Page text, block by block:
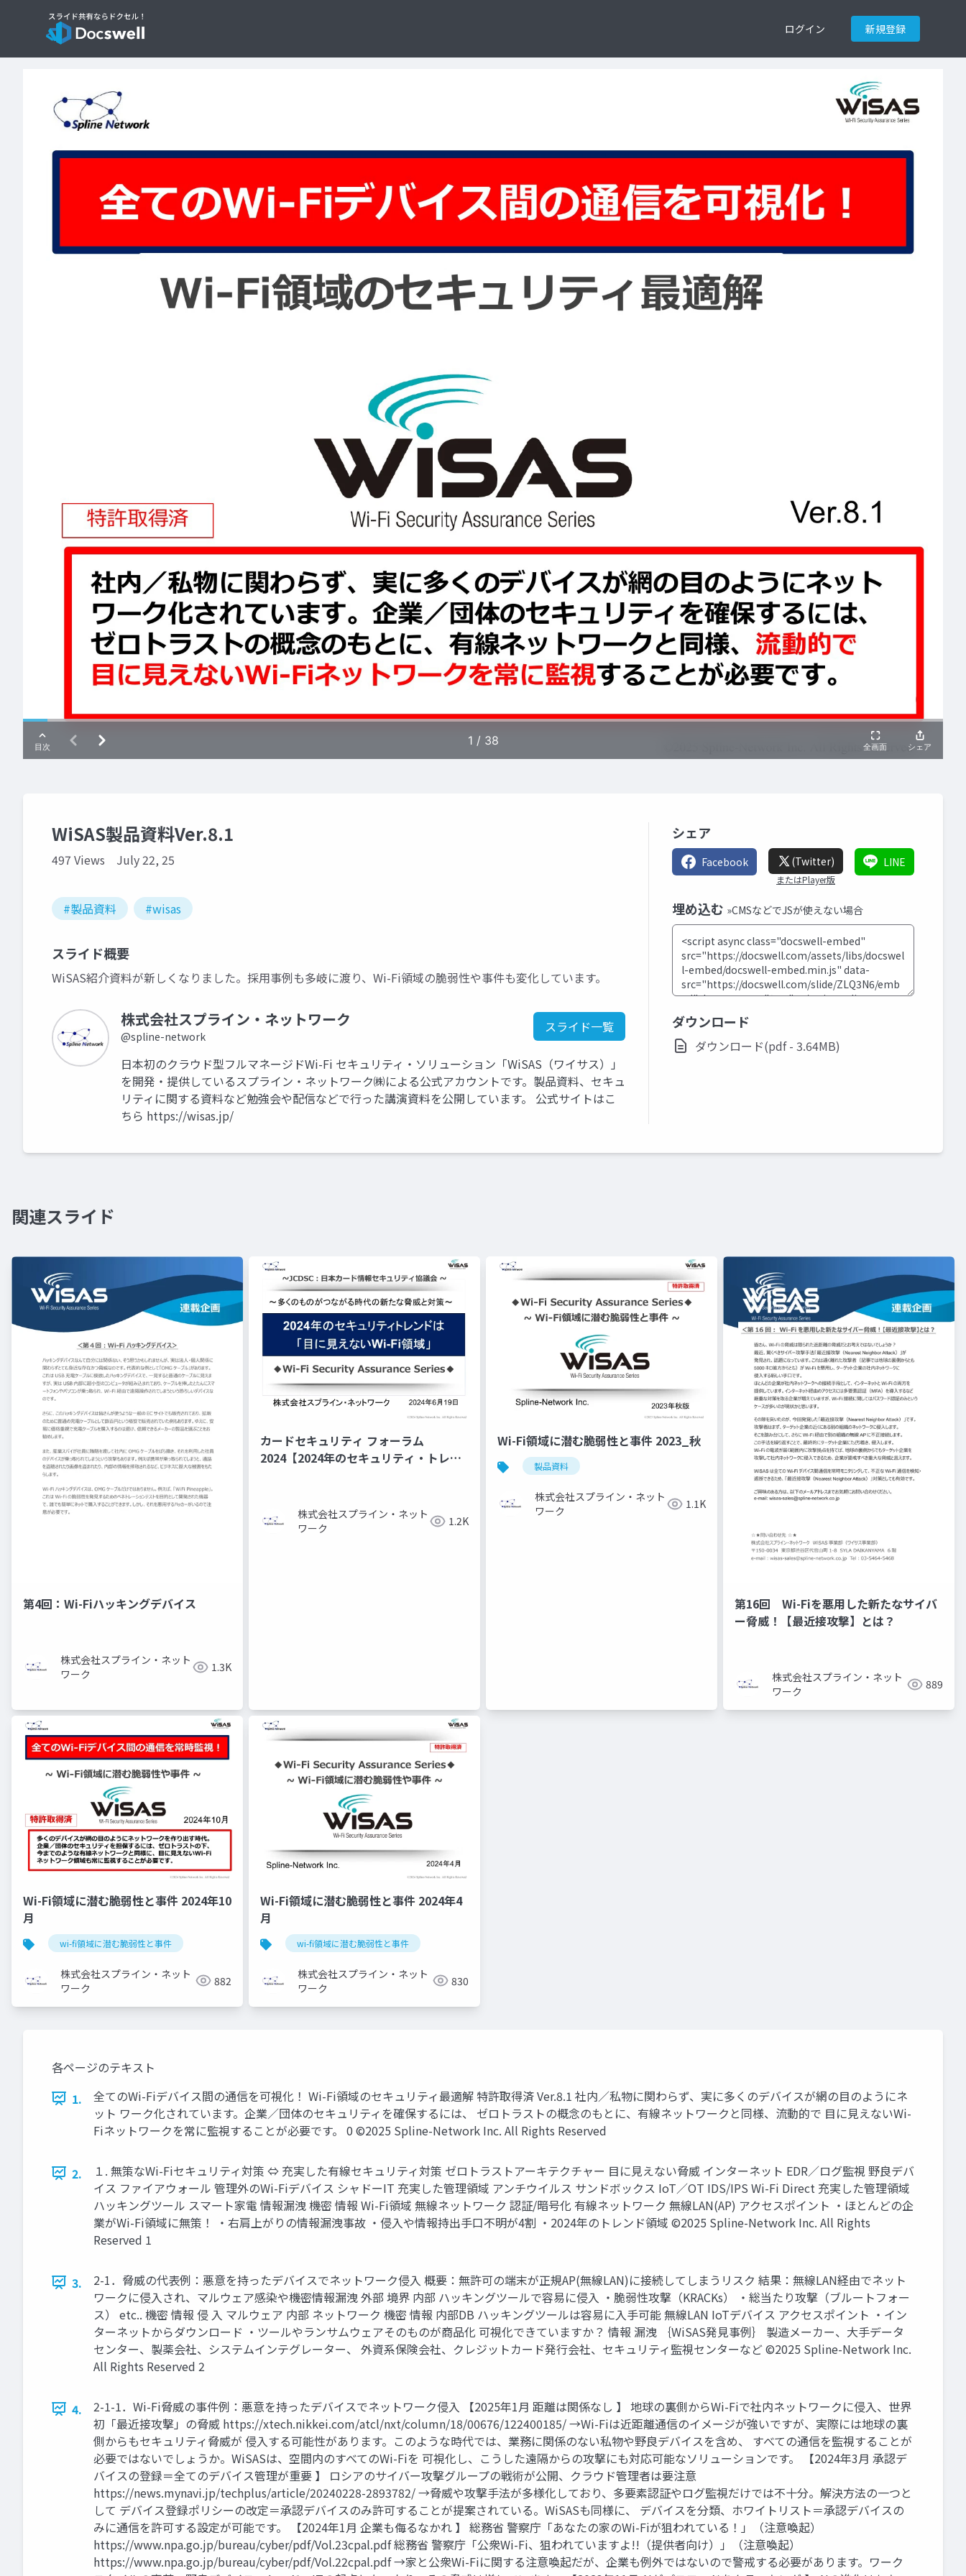
ログイン 新規登録
WiSAS製品資料Ver.8.1
497 Views July 22, 25
#製品資料 #wisas
スライド概要
WiSAS紹介資料が新しくなりました。採用事例も多岐に渡り、Wi-Fi領域の脆弱性や事件も変化しています。
株式会社スプライン・ネットワーク
@spline-network
スライド一覧
日本初のクラウド型フルマネージドWi-Fi セキュリティ・ソリューション「WiSAS（ワイサス）」
を開発・提供しているスプライン・ネットワーク㈱による公式アカウントです。製品資料、セキュ
リティに関する資料など勉強会や配信などで行った講演資料を公開しています。 公式サイトはこ
ちら https://wisas.jp/
シェア
Facebook (Twitter)
またはPlayer版
LINE
埋め込む »CMSなどでJSが使えない場合
ダウンロード
ダウンロード(pdf - 3.64MB)
関連スライド
第4回：Wi-Fiハッキングデバイス
株式会社スプライン・ネット
ワーク
1.3K
カードセキュリティ フォーラム
2024【2024年のセキュリティ・トレン
株式会社スプライン・ネット
ワーク
1.2K
Wi-Fi領域に潜む脆弱性と事件 2023_秋
製品資料
株式会社スプライン・ネット
ワーク
1.1K
第16回 Wi-Fiを悪用した新たなサイバ
ー脅威！【最近接攻撃】とは？
株式会社スプライン・ネット
ワーク
889
Wi-Fi領域に潜む脆弱性と事件 2024年10
月
wi-fi領域に潜む脆弱性と事件
株式会社スプライン・ネット
ワーク
882
Wi-Fi領域に潜む脆弱性と事件 2024年4
月
wi-fi領域に潜む脆弱性と事件
株式会社スプライン・ネット
ワーク
830
各ページのテキスト
1.
全てのWi-Fiデバイス間の通信を可視化！ Wi-Fi領域のセキュリティ最適解 特許取得済 Ver.8.1 社内／私物に関わらず、実に多くのデバイスが網の目のようにネ
ット ワーク化されています。企業／団体のセキュリティを確保するには、 ゼロトラストの概念のもとに、有線ネットワークと同様、流動的で 目に見えないWi-
Fiネットワークを常に監視することが必要です。 0 ©2025 Spline-Network Inc. All Rights Reserved
2.
１. 無策なWi-Fiセキュリティ対策 ⇔ 充実した有線セキュリティ対策 ゼロトラストアーキテクチャー 目に見えない脅威 インターネット EDR／ログ監視 野良デバ
イス ファイアウォール 管理外のWi-Fiデバイス シャドーIT 充実した管理領域 アンチウイルス サンドボックス IoT／OT IDS/IPS Wi-Fi Direct 充実した管理領域
ハッキングツール スマート家電 情報漏洩 機密 情報 Wi-Fi領域 無線ネットワーク 認証/暗号化 有線ネットワーク 無線LAN(AP) アクセスポイント ・ほとんどの企
業がWi-Fi領域に無策！ ・右肩上がりの情報漏洩事故 ・侵入や情報持出手口不明が4割 ・2024年のトレンド領域 ©2025 Spline-Network Inc. All Rights
Reserved 1
3.
2-1．脅威の代表例：悪意を持ったデバイスでネットワーク侵入 概要：無許可の端末が正規AP(無線LAN)に接続してしまうリスク 結果：無線LAN経由でネット
ワークに侵入され、マルウェア感染や機密情報漏洩 外部 境界 内部 ハッキングツールで容易に侵入 ・脆弱性攻撃（KRACKs） ・総当たり攻撃（ブルートフォー
ス） etc.. 機密 情報 侵 入 マルウェア 内部 ネットワーク 機密 情報 内部DB ハッキングツールは容易に入手可能 無線LAN IoTデバイス アクセスポイント ・イン
ターネットからダウンロード ・ツールやランサムウェアそのものが商品化 可視化できていますか？ 情報 漏洩 ｛WiSAS発見事例｝ 製造メーカー、大手データ
センター、製薬会社、システムインテグレーター、 外資系保険会社、クレジットカード発行会社、セキュリティ監視センターなど ©2025 Spline-Network Inc.
All Rights Reserved 2
4.
2-1-1．Wi-Fi脅威の事件例：悪意を持ったデバイスでネットワーク侵入 【2025年1月 距離は関係なし 】 地球の裏側からWi-Fiで社内ネットワークに侵入、世界
初「最近接攻撃」の脅威 https://xtech.nikkei.com/atcl/nxt/column/18/00676/122400185/ →Wi-Fiは近距離通信のイメージが強いですが、実際には地球の裏
側からもセキュリティ脅威が 侵入する可能性があります。このような時代では、業務に関係のない私物や野良デバイスを含め、 すべての通信を監視することが
必要ではないでしょうか。WiSASは、空間内のすべてのWi-Fiを 可視化し、こうした遠隔からの攻撃にも対応可能なソリューションです。 【2024年3月 承認デ
バイスの登録＝全てのデバイス管理が重要 】 ロシアのサイバー攻撃グループの戦術が公開、クラウド管理者は要注意
https://news.mynavi.jp/techplus/article/20240228-2893782/ →脅威や攻撃手法が多様化しており、多要素認証やログ監視だけでは不十分。解決方法の一つと
して デバイス登録ポリシーの改定＝承認デバイスのみ許可することが提案されている。WiSASも同様に、 デバイスを分類、ホワイトリスト＝承認デバイスの
みに通信を許可する設定が可能です。 【2024年1月 企業も侮るなかれ 】 総務省 警察庁「あなたの家のWi-Fiが狙われている！」（注意喚起）
https://www.npa.go.jp/bureau/cyber/pdf/Vol.23cpal.pdf 総務省 警察庁「公衆Wi-Fi、狙われていますよ!!（提供者向け）」（注意喚起）
https://www.npa.go.jp/bureau/cyber/pdf/Vol.22cpal.pdf →家と公衆Wi-Fiに関する注意喚起だが、企業も例外ではないので警戒する必要があります。ワーク